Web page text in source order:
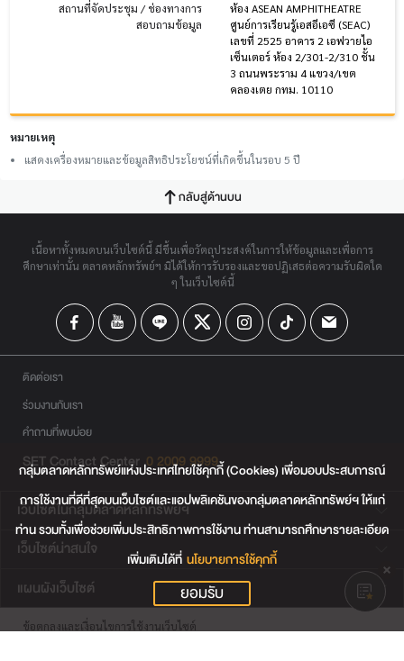
สถานที่จัดประชุม / ช่องทางการ
สอบถามข้อมูล
ห้อง ASEAN AMPHITHEATRE
ศูนย์การเรียนรู้เอสอีเอซี (SEAC)
เลขที่ 2525 อาคาร 2 เอฟวายไอ
เซ็นเตอร์ ห้อง 2/301-2/310 ชั้น
3 ถนนพระราม 4 แขวง/เขต
คลองเตย กทม. 10110
หมายเหตุ
แสดงเครื่องหมายและข้อมูลสิทธิประโยชน์ที่เกิดขึ้นในรอบ 5 ปี
กลับสู่ด้านบน
เนื้อหาทั้งหมดบนเว็บไซต์นี้ มีขึ้นเพื่อวัตถุประสงค์ในการให้ข้อมูลและเพื่อการ
ศึกษาเท่านั้น ตลาดหลักทรัพย์ฯ มิได้ให้การรับรองและขอปฏิเสธต่อความรับผิดใด
ๆ ในเว็บไซต์นี้
ติดต่อเรา
ร่วมงานกับเรา
คำถามที่พบบ่อย
SET Contact Center 0 2009 9999
เว็บไซต์ในกลุ่มตลาดหลักทรัพย์ฯ
เว็บไซต์น่าสนใจ
แผนผังเว็บไซต์
ข้อตกลงและเงื่อนไขการใช้งานเว็บไซต์
กลุ่มตลาดหลักทรัพย์แห่งประเทศไทยใช้คุกกี้ (Cookies) เพื่อมอบประสบการณ์
การใช้งานที่ดีที่สุดบนเว็บไซต์และแอปพลิเคชันของกลุ่มตลาดหลักทรัพย์ฯ ให้แก่
ท่าน รวมทั้งเพื่อช่วยเพิ่มประสิทธิภาพการใช้งาน ท่านสามารถศึกษารายละเอียด
เพิ่มเติมได้ที่ นโยบายการใช้คุกกี้
ยอมรับ